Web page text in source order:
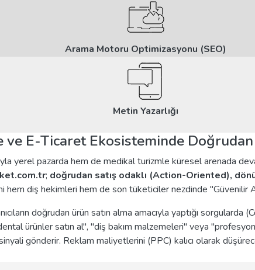
Arama Motoru Optimizasyonu (SEO)
Metin Yazarlığı
E-Ticaret Ekosisteminde
yerel pazarda hem de medikal turizmle küresel arenada
; doğrudan satış odaklı (Action-Oriented),
hem diş hekimleri hem de son tüketiciler nezdinde "Güvenilir
doğrudan ürün satın alma amacıyla yaptığı
ürünler satın al", "diş bakım malzemeleri" veya
gönderir. Reklam maliyetlerini (PPC) kalıcı olarak